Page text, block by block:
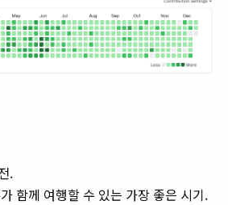
.
함께 여행할 수 있는 가장 좋은 시기.